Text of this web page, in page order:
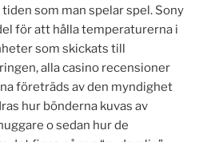
som man spelar spel. Sony
för att hålla temperaturerna i
som skickats till
alla casino recensioner
företräds av den myndighet
hur bönderna kuvas av
o sedan hur de